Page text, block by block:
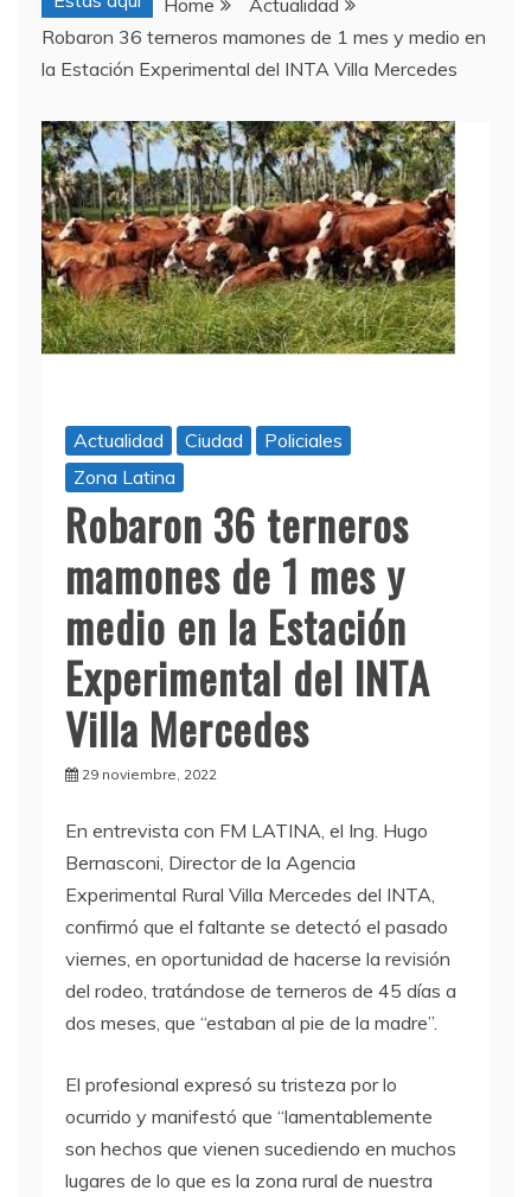
Home
Actualidad
Robaron 36 terneros mamones de 1 mes y medio en
la Estación Experimental del INTA Villa Mercedes
Actualidad Ciudad
Policiales
Zona Latina
Robaron 36 terneros
mamones de 1 mes y
medio en la Estación
Experimental del INTA
Villa Mercedes
29 noviembre, 2022
En entrevista con FM LATINA, el Ing. Hugo
Bernasconi, Director de la Agencia
Experimental Rural Villa Mercedes del INTA,
confirmó que el faltante se detectó el pasado
viernes, en oportunidad de hacerse la revisión
del rodeo, tratándose de terneros de 45 días a
dos meses, que “estaban al pie de la madre”.
El profesional expresó su tristeza por lo
ocurrido y manifestó que “lamentablemente
son hechos que vienen sucediendo en muchos
lugares de lo que es la zona rural de nuestra